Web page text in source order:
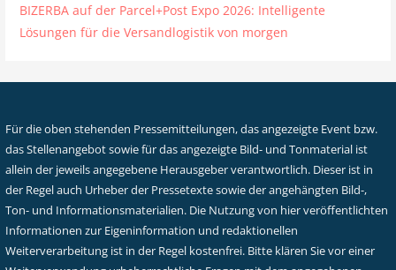
BIZERBA auf der Parcel+Post Expo 2026: Intelligente
Lösungen für die Versandlogistik von morgen
Für die oben stehenden Pressemitteilungen, das angezeigte Event bzw.
das Stellenangebot sowie für das angezeigte Bild- und Tonmaterial ist
allein der jeweils angegebene Herausgeber verantwortlich. Dieser ist in
der Regel auch Urheber der Pressetexte sowie der angehängten Bild-,
Ton- und Informationsmaterialien. Die Nutzung von hier veröffentlichten
Informationen zur Eigeninformation und redaktionellen
Weiterverarbeitung ist in der Regel kostenfrei. Bitte klären Sie vor einer